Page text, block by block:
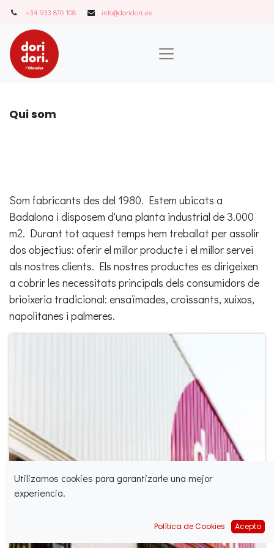
+34 933 870 108 info@doridori..es
Qui som
Som fabricants des del 1980. Estem ubicats a
Badalona i disposem d'una planta industrial de 3.000
m2. Durant tot aquest temps hem treballat per assolir
dos objectius: oferir el millor producte i el millor servei
als nostres clients. Els nostres productes es dirigeixen
a cobrir les necessitats principals dels consumidors de
brioixeria tradicional: ensaïmades, croissants, xuixos,
napolitanes i palmeres.
Utilizamos cookies para garantizarle una mejor
experiencia.
Política de Cookies Acepto